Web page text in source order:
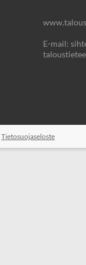
E-mail:
Tietosuojaseloste